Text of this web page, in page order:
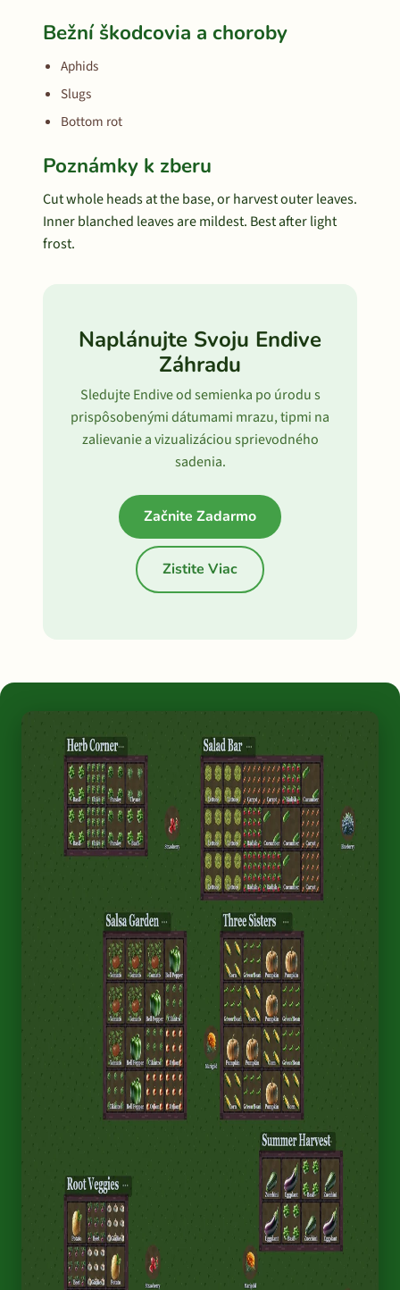
Bežní škodcovia a choroby
Aphids
Slugs
Bottom rot
Poznámky k zberu
Cut whole heads at the base, or harvest outer leaves.
Inner blanched leaves are mildest. Best after light
frost.
Naplánujte Svoju Endive
Záhradu
Sledujte Endive od semienka po úrodu s
prispôsobenými dátumami mrazu, tipmi na
zalievanie a vizualizáciou sprievodného
sadenia.
Začnite Zadarmo
Zistite Viac